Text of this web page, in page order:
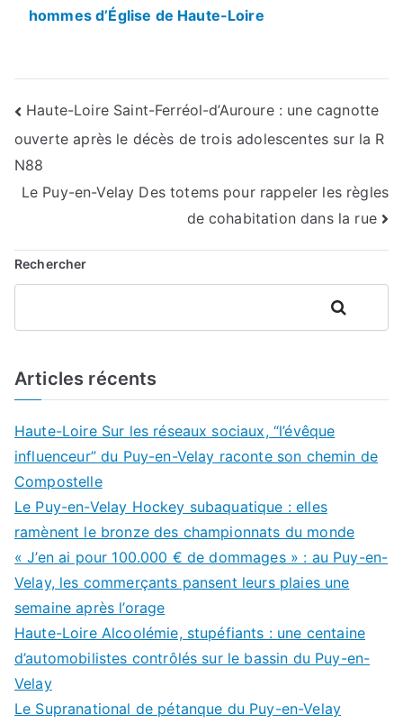
hommes d’Église de Haute-Loire
Navigation
de
l’article
Haute-Loire Saint-Ferréol-d’Auroure : une cagnotte
ouverte après le décès de trois adolescentes sur la R
N88
Le Puy-en-Velay Des totems pour rappeler les règles
de cohabitation dans la rue
Rechercher
Rechercher
Articles récents
Haute-Loire Sur les réseaux sociaux, “l’évêque
influenceur” du Puy-en-Velay raconte son chemin de
Compostelle
Le Puy-en-Velay Hockey subaquatique : elles
ramènent le bronze des championnats du monde
« J’en ai pour 100.000 € de dommages » : au Puy-en-
Velay, les commerçants pansent leurs plaies une
semaine après l’orage
Haute-Loire Alcoolémie, stupéfiants : une centaine
d’automobilistes contrôlés sur le bassin du Puy-en-
Velay
Le Supranational de pétanque du Puy-en-Velay